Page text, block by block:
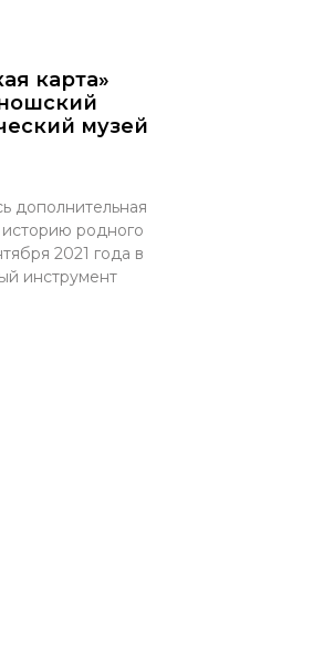
карта»
музей
дополнительная
родного
2021 года в
инструмент